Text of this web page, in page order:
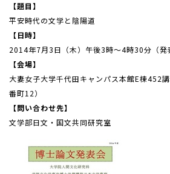
【題目】
平安時代の文学と陰陽道
【日時】
2014年7月3日（木）午後3時～4時30分（発
【会場】
大妻女子大学千代田キャンパス本館E棟452
番町12）
【問い合わせ先】
文学部日文・国文共同研究室